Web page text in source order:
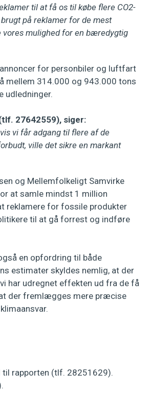
til at få os til købe flere CO2-
på reklamer for de mest
vores mulighed for en bæredygtig
for personbiler og luftfart
mellem 314.000 og 943.000 tons
udledninger.
27642559), siger:
vi får adgang til flere af de
ville det sikre en markant
og Mellemfolkeligt Samvirke
at samle mindst 1 million
reklamere for fossile produkter
til at gå forrest og indføre
en opfordring til både
estimater skyldes nemlig, at der
har udregnet effekten ud fra de få
der fremlægges mere præcise
til rapporten (tlf. 28251629).